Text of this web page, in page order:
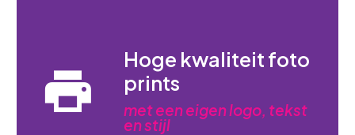
Hoge kwaliteit foto
prints
met een eigen logo, tekst
en stijl